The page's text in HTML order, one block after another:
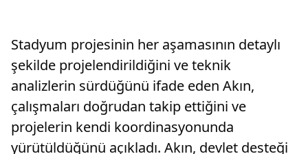
Stadyum projesinin her aşamasının detaylı
şekilde projelendirildiğini ve teknik
analizlerin sürdüğünü ifade eden Akın,
çalışmaları doğrudan takip ettiğini ve
projelerin kendi koordinasyonunda
yürütüldüğünü açıkladı. Akın, devlet desteği